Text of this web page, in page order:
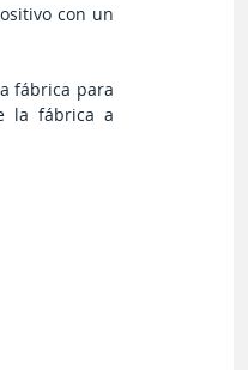
con un
la fábrica a